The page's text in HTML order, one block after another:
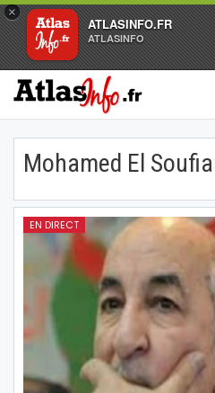
×
ATLASINFO.FR
ATLASINFO
Mohamed El
EN DIRECT